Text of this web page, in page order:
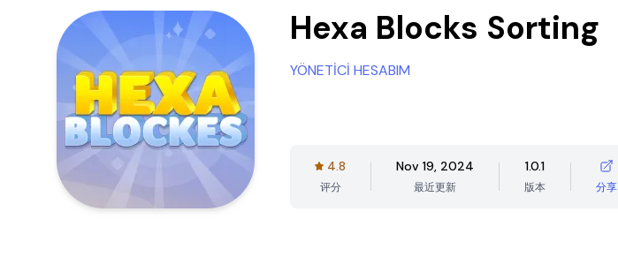
Hexa Blocks Sorting
YÖNETİCİ HESABIM
4.8
评分
Nov 19, 2024
最近更新
1.0.1
版本 分享